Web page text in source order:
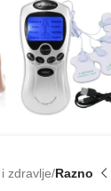
zdravlje Razno